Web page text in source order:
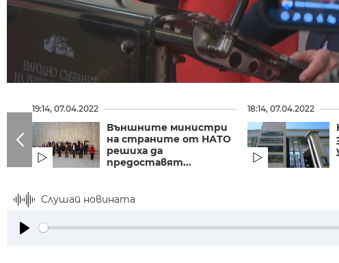
19:14, 07.04.2022
Външните министри
на страните от НАТО
решиха да
предоставят...
18:14, 07.04.2022
Слушай новината